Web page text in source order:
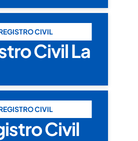
CIVIL
Civil La
CIVIL
Civil